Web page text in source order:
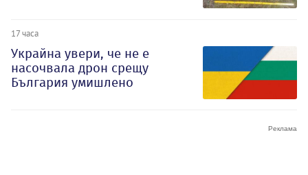
17 часа
Украйна увери, че не е
насочвала дрон срещу
България умишлено